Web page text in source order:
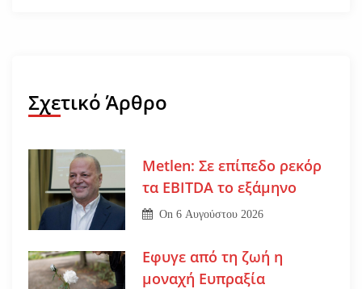
Σχετικό Άρθρο
Metlen: Σε επίπεδο ρεκόρ
τα EBITDA το εξάμηνο
On6 Αυγούστου 2026
Εφυγε από τη ζωή η
μοναχή Ευπραξία